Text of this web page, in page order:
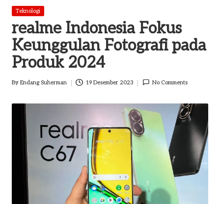
o
et
n
e
w
sc
Posted
Teknologi
realme Indonesia Fokus
Keunggulan Fotografi pada
Produk 2024
Posted
By Endang Suherman 19 Desember 2023 No Comments